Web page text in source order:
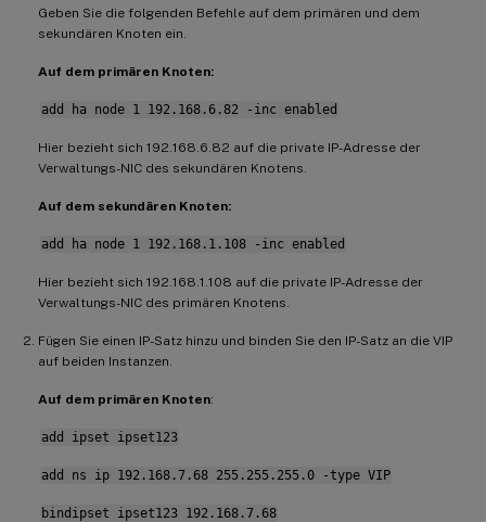
Geben Sie die folgenden Befehle auf dem primären und dem
sekundären Knoten ein.
Auf dem primären Knoten:
add ha node 1 192.168.6.82 -inc enabled
Hier bezieht sich 192.168.6.82 auf die private IP-Adresse der
Verwaltungs-NIC des sekundären Knotens.
Auf dem sekundären Knoten:
add ha node 1 192.168.1.108 -inc enabled
Hier bezieht sich 192.168.1.108 auf die private IP-Adresse der
Verwaltungs-NIC des primären Knotens.
Fügen Sie einen IP-Satz hinzu und binden Sie den IP-Satz an die VIP
auf beiden Instanzen.
Auf dem primären Knoten:
add ipset ipset123
add ns ip 192.168.7.68 255.255.255.0 -type VIP
bindipset ipset123 192.168.7.68